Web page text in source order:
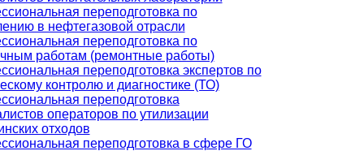
переподготовка по
в нефтегазовой отрасли
переподготовка по
работам (ремонтные работы)
переподготовка экспертов по
контролю и диагностике (ТО)
переподготовка
операторов по утилизации
отходов
переподготовка в сфере ГО